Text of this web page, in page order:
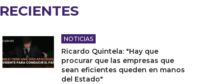
RECIENTES
NOTICIAS
Ricardo Quintela: "Hay que
procurar que las empresas que
sean eficientes queden en manos
del Estado"